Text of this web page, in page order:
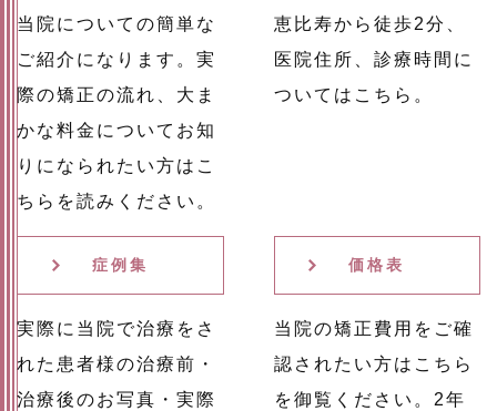
当院についての簡単な
ご紹介になります。実
際の矯正の流れ、大ま
かな料金についてお知
りになられたい方はこ
ちらを読みください。
恵比寿から徒歩2分、
医院住所、診療時間に
ついてはこちら。
症例集
実際に当院で治療をさ
れた患者様の治療前・
治療後のお写真・実際
価格表
当院の矯正費用をご確
認されたい方はこちら
を御覧ください。2年